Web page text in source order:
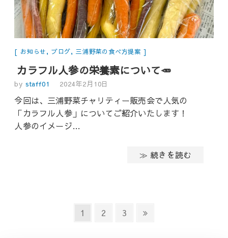
お知らせ, ブログ, 三浦野菜の食べ方提案
カラフル人参の栄養素について🥕
by staff01 2024年2月10日
今回は、三浦野菜チャリティー販売会で人気の
「カラフル人参」についてご紹介いたします！
人参のイメージ…
≫ 続きを読む
Page
1 Page
2 Page
3
Next